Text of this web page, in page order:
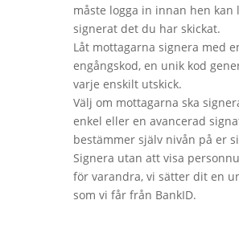
måste logga in innan hen kan
signerat det du har skickat.
Låt mottagarna signera med
engångskod, en unik kod
varje enskilt utskick.
Välj om mottagarna ska
enkel eller en avancerad
bestämmer själv nivån på er
Signera utan att visa
för varandra, vi sätter dit en
som vi får från BankID.